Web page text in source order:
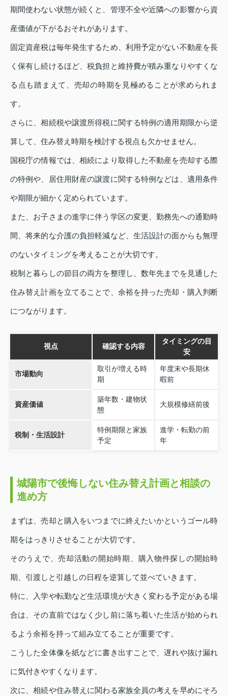
期間使わない状態が続くと、管理不全や近隣への影響から資
産価値が下がるおそれがあります。
固定資産税は毎年発生するため、利用予定がない不動産を長
く保有し続けるほど、税負担と維持費が積み重なりやすくな
る点も踏まえて、売却の時期を見極めることが求められま
す。
さらに、相続税や譲渡所得税に関する特例の適用期限から逆
算して、住み替え時期を検討する視点も欠かせません。
国税庁の情報では、相続により取得した不動産を売却する際
の特例や、居住用財産の譲渡に関する特例などは、適用条件
や期限が細かく定められています。
また、お子さまの進学に伴う学区の変更、勤務先への通勤時
間、将来的な介護の負担軽減など、生活設計の面からも無理
のないタイミングを考えることが大切です。
税制と暮らしの節目の両方を整理し、数年先までを見通した
住み替え計画を立てることで、余裕を持った売却・購入判断
につながります。
視点 確認する内容
タイミングの目
安
市場動向
取引が増える時
期
年度末や長期休
暇前
資産価値
築年数・建物状
態
大規模修繕前後
税制・生活設計
特例期限と家族
予定
進学・転勤の前
年
城陽市で後悔しない住み替え計画と相談の
進め方
まずは、売却と購入をいつまでに終えたいかというゴール時
期をはっきりさせることが大切です。
そのうえで、売却活動の開始時期、購入物件探しの開始時
期、引渡しと引越しの日程を逆算して並べていきます。
特に、入学や転勤など生活環境が大きく変わる予定がある場
合は、その直前ではなく少し前に落ち着いた生活が始められ
るよう余裕を持って組み立てることが重要です。
こうした全体像を紙などに書き出すことで、遅れや抜け漏れ
に気付きやすくなります。
次に、相続や住み替えに関わる家族全員の考えを早めにそろ